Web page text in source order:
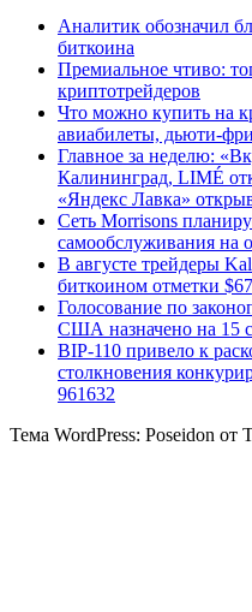
Аналитик обозначил
биткоина
Премиальное чтиво:
криптотрейдеров
Что можно купить на
авиабилеты, дьюти-
Главное за неделю:
Калининград, LIMÉ
«Яндекс Лавка»
Сеть Morrisons
самообслуживания на
В августе трейдеры
биткоином отметки
Голосование по
США назначено на 15
BIP-110 привело к
столкновения
961632
Тема WordPress: Poseidon от